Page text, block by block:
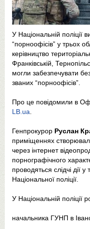
У Національній поліції
“порноофісів” у трьох
керівництво
Франківській,
могли забезпечувати
званих “порноофісів”.
Про це повідомили в
LB.ua
Генпрокурор Руслан
приміщеннях
через інтернет
порнографічного
проводяться слідчі дії
Національної поліції.
У Національній поліції
начальника ГУНП в